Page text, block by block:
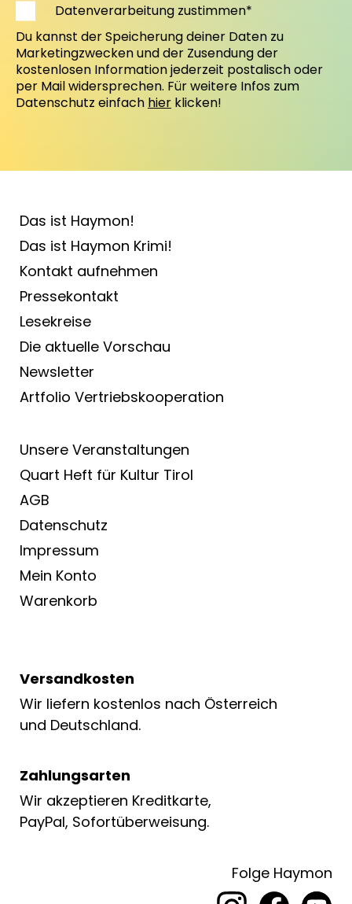
Datenverarbeitung zustimmen*
Du kannst der Speicherung deiner Daten zu
Marketingzwecken und der Zusendung der
kostenlosen Information jederzeit postalisch oder
per Mail widersprechen. Für weitere Infos zum
Datenschutz einfach hier klicken!
Das ist Haymon!
Das ist Haymon Krimi!
Kontakt aufnehmen
Pressekontakt
Lesekreise
Die aktuelle Vorschau
Newsletter
Artfolio Vertriebs­kooperation
Unsere Veranstaltungen
Quart Heft für Kultur Tirol
AGB
Datenschutz
Impressum
Mein Konto
Warenkorb
Versandkosten
Wir liefern kostenlos nach Österreich
und Deutschland.
Zahlungsarten
Wir akzeptieren Kreditkarte,
PayPal, Sofortüberweisung.
Folge Haymon